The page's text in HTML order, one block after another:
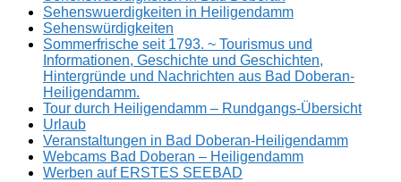
Sehenswuerdigkeiten in Heiligendamm
Sehenswürdigkeiten
Sommerfrische seit 1793. ~ Tourismus und
Informationen, Geschichte und Geschichten,
Hintergründe und Nachrichten aus Bad Doberan-
Heiligendamm.
Tour durch Heiligendamm – Rundgangs-Übersicht
Urlaub
Veranstaltungen in Bad Doberan-Heiligendamm
Webcams Bad Doberan – Heiligendamm
Werben auf ERSTES SEEBAD